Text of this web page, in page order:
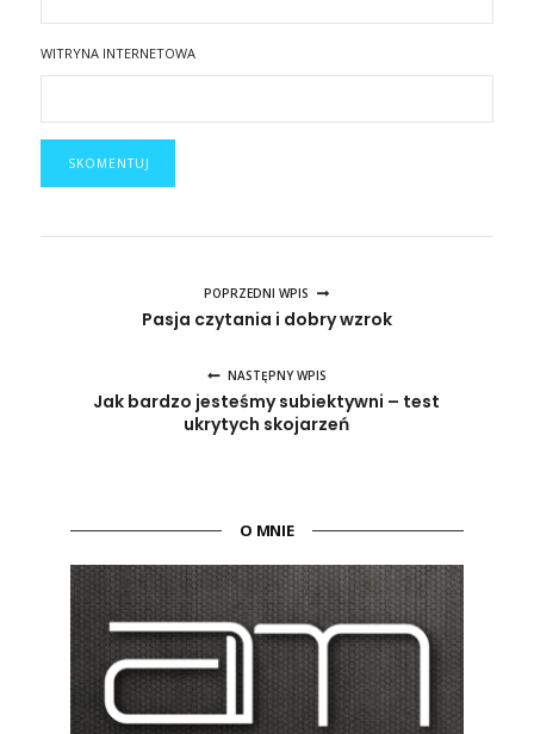
WITRYNA INTERNETOWA
POPRZEDNI WPIS
Pasja czytania i dobry wzrok
NASTĘPNY WPIS
Jak bardzo jesteśmy subiektywni – test
ukrytych skojarzeń
O MNIE